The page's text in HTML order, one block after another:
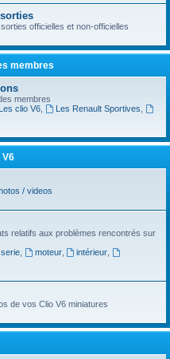
officielles et non-officielles
membres
membres
Les clio V6, Les Renault Sportives,
V6
/ videos
relatifs aux problèmes rencontrés sur
, moteur, intérieur,
de vos Clio V6 miniatures